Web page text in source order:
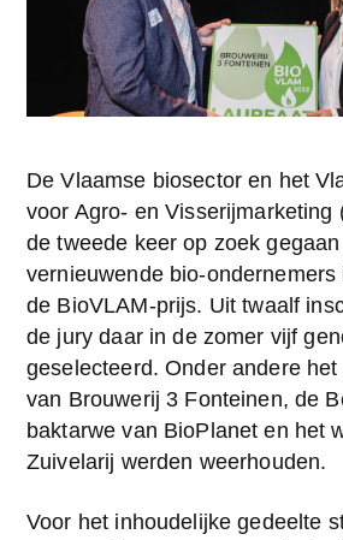
De Vlaamse biosector en het
voor Agro- en Visserijmarketing
de tweede keer op zoek
vernieuwende bio-
de BioVLAM-prijs. Uit twaalf
de jury daar in de zomer vijf
geselecteerd. Onder andere
van Brouwerij 3 Fonteinen, de
baktarwe van BioPlanet en het
Zuivelarij werden weerhouden.
Voor het inhoudelijke gedeelte